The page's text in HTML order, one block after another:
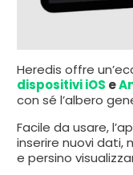
Heredis offre
dispositivi iOS e
con sé l’albero
Facile da usare,
inserire nuovi dati,
e persino